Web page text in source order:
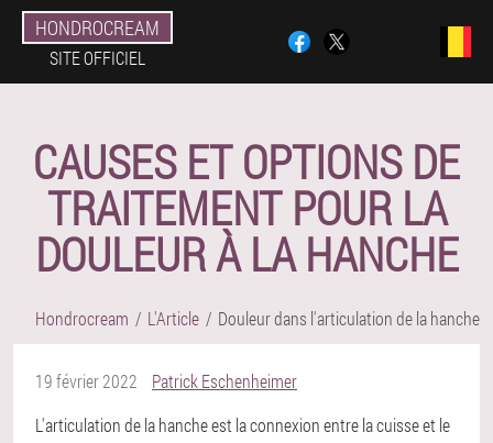
HONDROCREAM
SITE OFFICIEL
CAUSES ET OPTIONS DE
TRAITEMENT POUR LA
DOULEUR À LA HANCHE
Hondrocream L'Article Douleur dans l'articulation de la hanche
19 février 2022
Patrick Eschenheimer
L'articulation de la hanche est la connexion entre la cuisse et le